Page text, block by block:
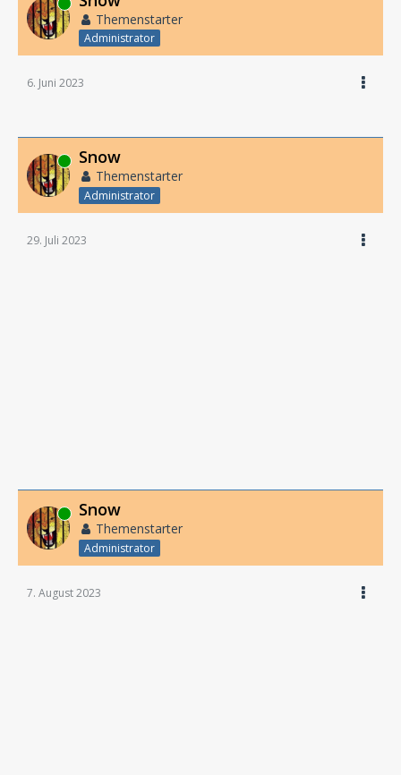
Online
Themenstarter
Administrator
6. Juni 2023
Online Snow
Themenstarter
Administrator
29. Juli 2023
Online Snow
Themenstarter
Administrator
7. August 2023